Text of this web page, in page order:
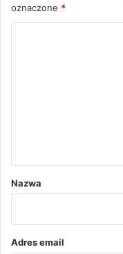
oznaczone *
rNazwa
Adres email